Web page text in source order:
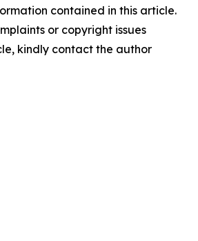
contained in this article.
or copyright issues
kindly contact the author